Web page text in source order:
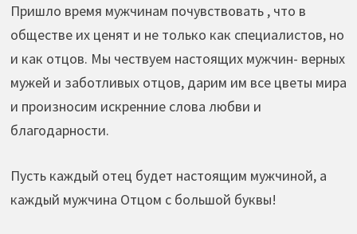
Пришло время мужчинам почувствовать , что в
обществе их ценят и не только как специалистов, но
и как отцов. Мы чествуем настоящих мужчин- верных
мужей и заботливых отцов, дарим им все цветы мира
и произносим искренние слова любви и
благодарности.
Пусть каждый отец будет настоящим мужчиной, а
каждый мужчина Отцом с большой буквы!